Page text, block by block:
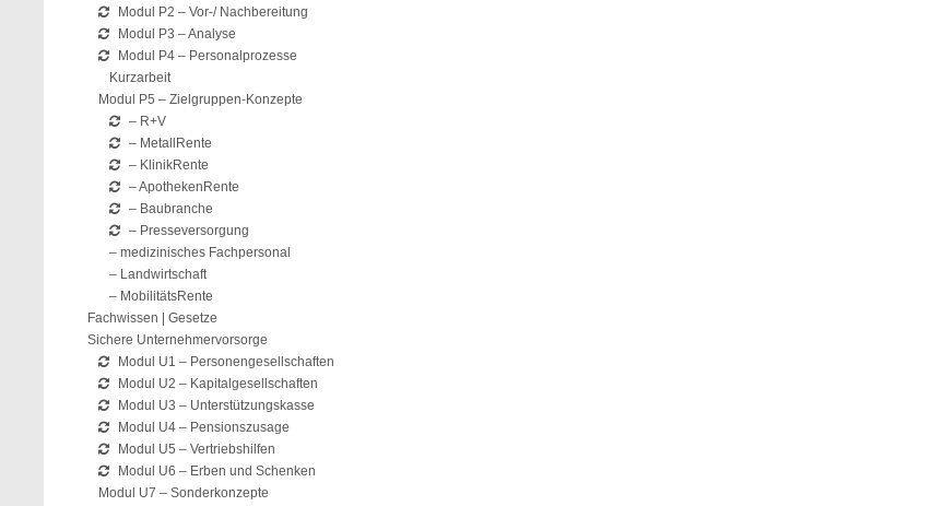
Modul P2 – Vor-/ Nachbereitung
Modul P3 – Analyse
Modul P4 – Personalprozesse
Kurzarbeit
Modul P5 – Zielgruppen-Konzepte
– R+V
– MetallRente
– KlinikRente
– ApothekenRente
– Baubranche
– Presseversorgung
– medizinisches Fachpersonal
– Landwirtschaft
– MobilitätsRente
Fachwissen | Gesetze
Sichere Unternehmervorsorge
Modul U1 – Personengesellschaften
Modul U2 – Kapitalgesellschaften
Modul U3 – Unterstützungskasse
Modul U4 – Pensionszusage
Modul U5 – Vertriebshilfen
Modul U6 – Erben und Schenken
Modul U7 – Sonderkonzepte